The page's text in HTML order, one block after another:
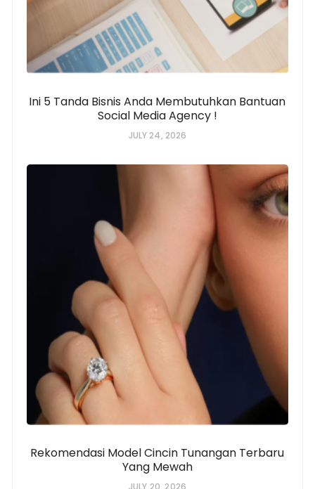
Ini 5 Tanda Bisnis Anda Membutuhkan Bantuan
Social Media Agency !
JULY 24, 2026
Rekomendasi Model Cincin Tunangan Terbaru
Yang Mewah